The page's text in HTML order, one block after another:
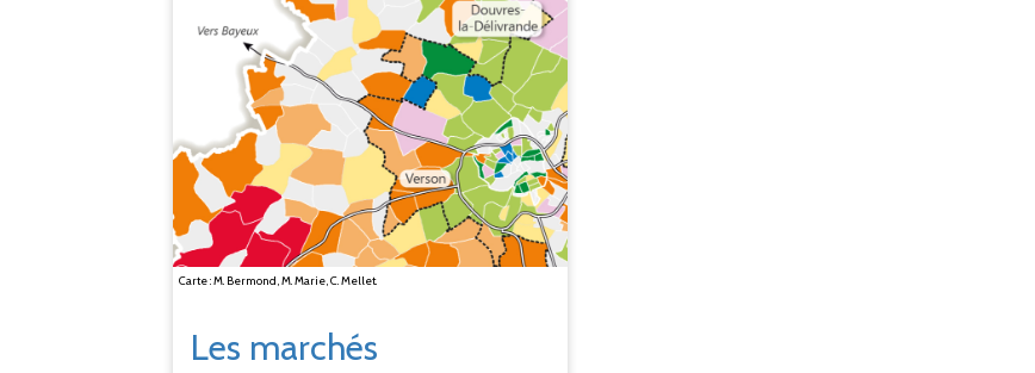
Carte : M. Bermond, M. Marie, C. Mellet.
Les marchés